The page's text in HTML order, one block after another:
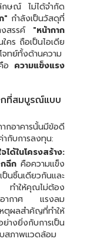
ลักษณ์ ไม่ได้จำกัด
" กำลังเป็นวัสดุที่
งสรรค์ "หน้ากาก
คร ถือเป็นไอเดีย
ทย์ทั้งด้านความ
อ ความแข็งแรง
กที่สมบูรณ์แบบ
ากอาคารนั้นมีข้อดี
ากับการลงทุน:
ในโครงสร้าง:
ฉีกคือความแข็ง
นชิ้นเดียวกันและ
ทำให้คุณไม่ต้อง
พอากาศ แรงลม
ตุผลสำคัญที่ทำให้
งยิ่งกับการเป็น
สภาพแวดล้อม